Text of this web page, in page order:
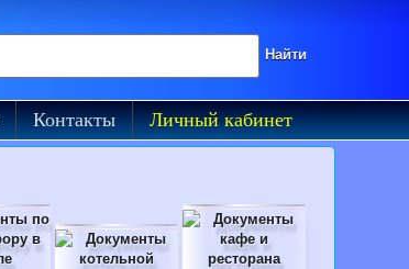
Контакты Личный кабинет